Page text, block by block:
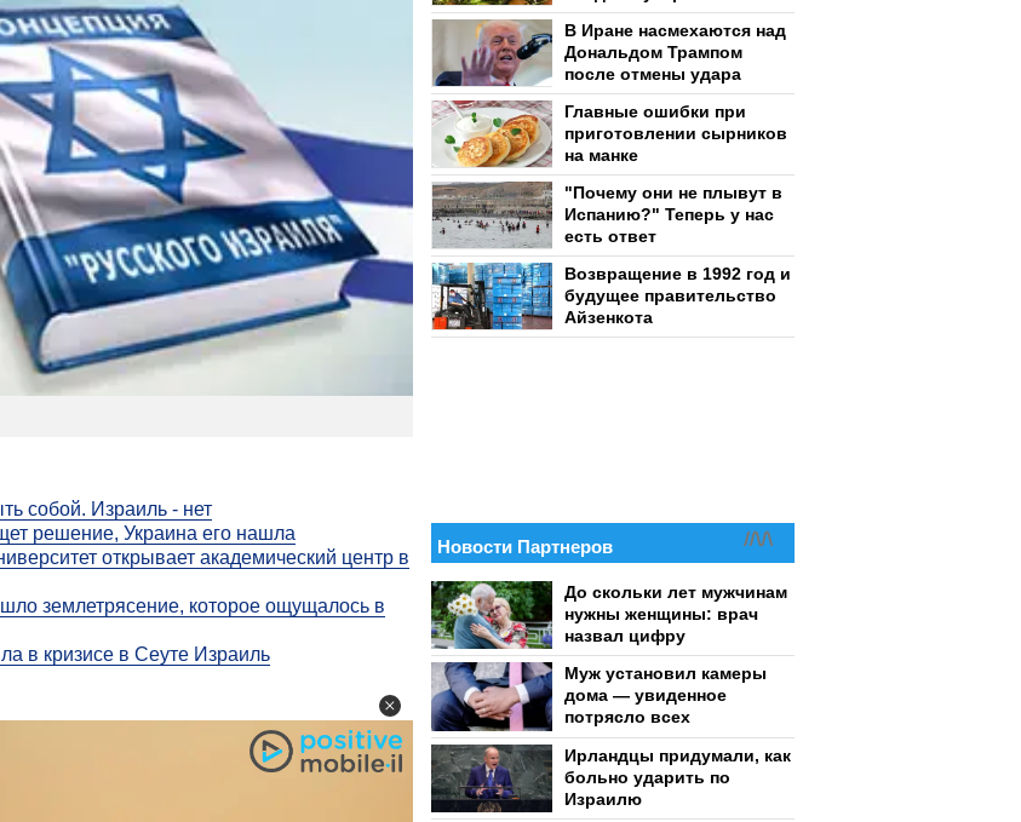
собой. Израиль - нет
решение, Украина его нашла
открывает академический центр в
землетрясение, которое ощущалось в
в кризисе в Сеуте Израиль
В Иране насмехаются над
Дональдом Трампом
после отмены удара
Главные ошибки при
приготовлении сырников
на манке
"Почему они не плывут в
Испанию?" Теперь у нас
есть ответ
Возвращение в 1992 год и
будущее правительство
Айзенкота